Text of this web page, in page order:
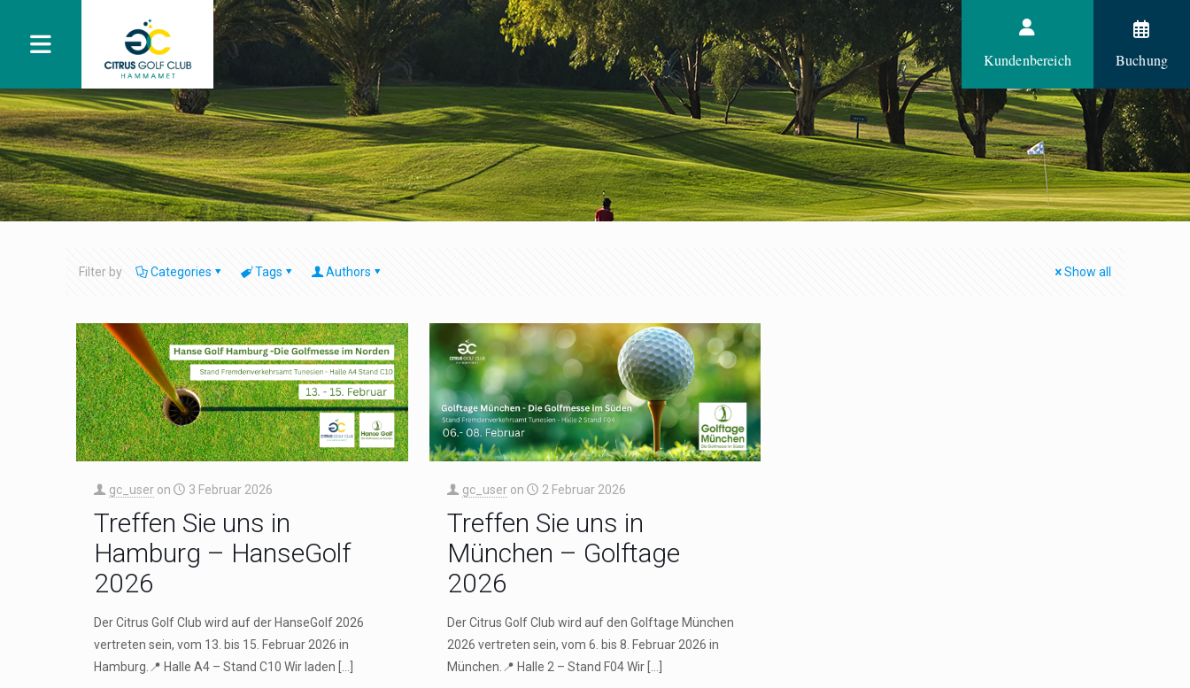
Filter by Categories Tags Authors Show all
gc_user on 3 Februar 2026
Treffen Sie uns in
Hamburg – HanseGolf
2026
Der Citrus Golf Club wird auf der HanseGolf 2026
vertreten sein, vom 13. bis 15. Februar 2026 in
Hamburg.📍 Halle A4 – Stand C10 Wir laden
gc_user on 2 Februar 2026
Treffen Sie uns in
München – Golftage
2026
Der Citrus Golf Club wird auf den Golftage München
2026 vertreten sein, vom 6. bis 8. Februar 2026 in
München.📍 Halle 2 – Stand F04 Wir[…]
Buchung
Kundenbereich